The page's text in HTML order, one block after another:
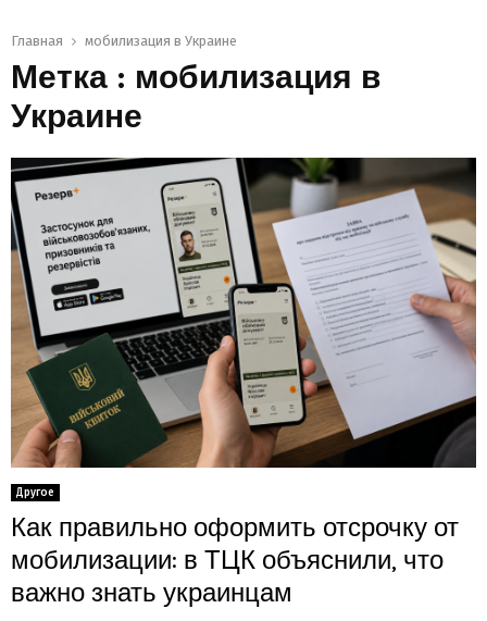
Главная мобилизация в Украине
Метка : мобилизация в
Украине
Другое
Как правильно оформить отсрочку от
мобилизации: в ТЦК объяснили, что
важно знать украинцам